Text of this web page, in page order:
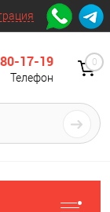
17-19
Телефон
0